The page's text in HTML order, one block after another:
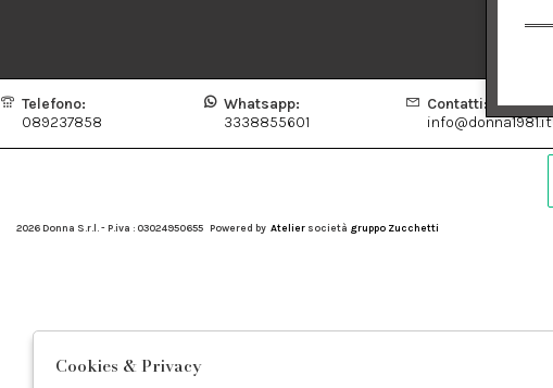
Telefono:
089237858
Whatsapp:
3338855601
Contatti:
info@donna1981.it
2026 Donna S.r.l. - P.iva : 03024950655 Powered by Atelier società gruppo Zucchetti
Cookies & Privacy